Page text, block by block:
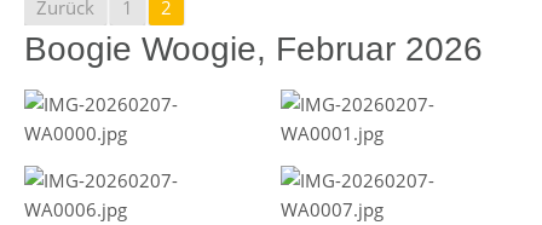
Zurück 1 2
Boogie Woogie, Februar 2026